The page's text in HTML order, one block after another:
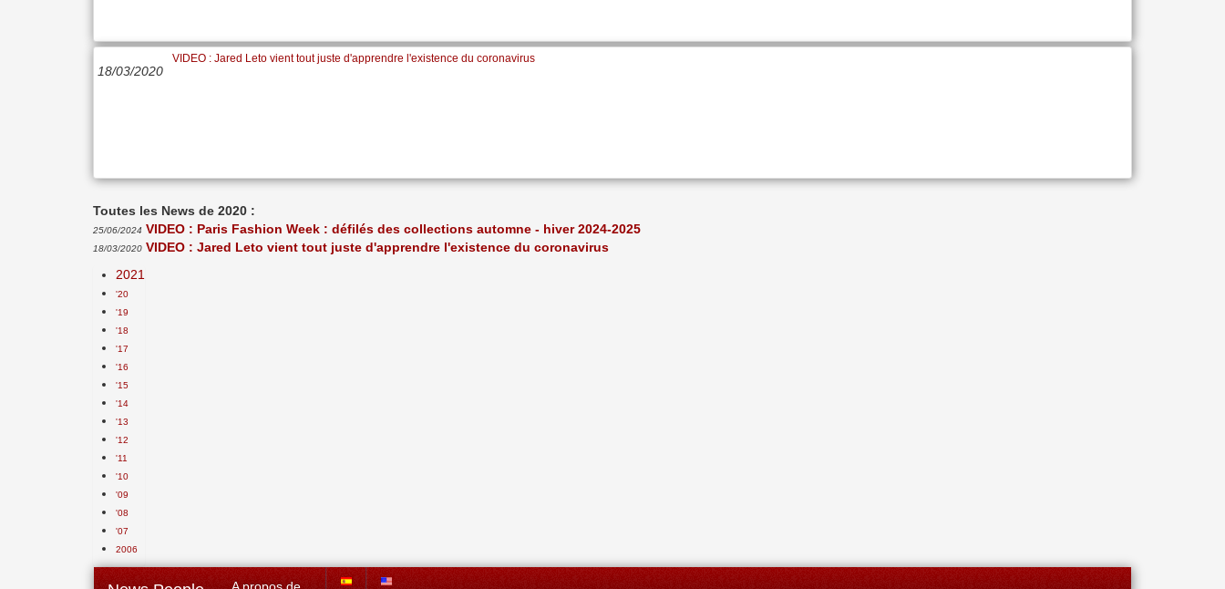
18/03/2020
VIDEO : Jared Leto vient tout juste d'apprendre l'existence du coronavirus
Toutes les News de 2020 :
25/06/2024 VIDEO : Paris Fashion Week : défilés des collections automne - hiver 2024-2025
18/03/2020 VIDEO : Jared Leto vient tout juste d'apprendre l'existence du coronavirus
2021
'20
'19
'18
'17
'16
'15
'14
'13
'12
'11
'10
'09
'08
'07
2006